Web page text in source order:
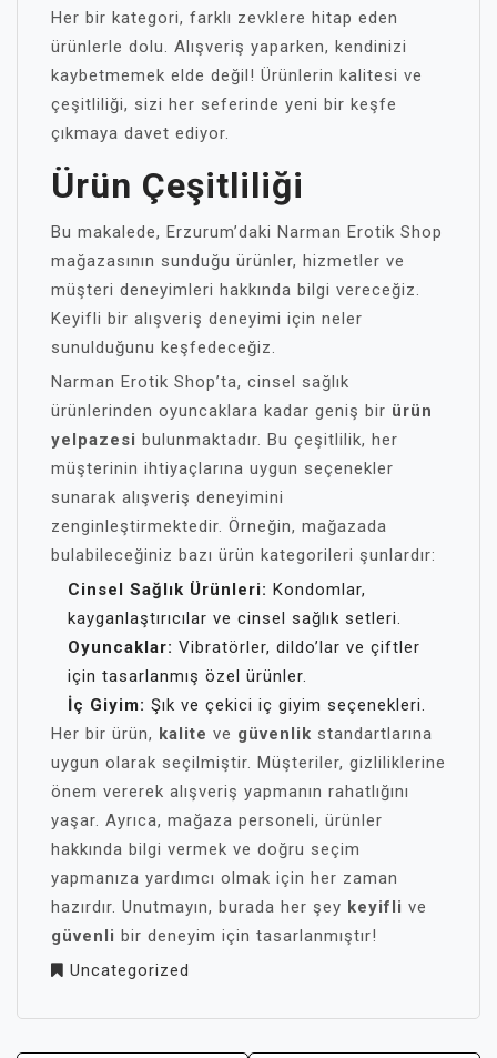
Her bir kategori, farklı zevklere hitap eden
ürünlerle dolu. Alışveriş yaparken, kendinizi
kaybetmemek elde değil! Ürünlerin kalitesi ve
çeşitliliği, sizi her seferinde yeni bir keşfe
çıkmaya davet ediyor.
Ürün Çeşitliliği
Bu makalede, Erzurum’daki Narman Erotik Shop
mağazasının sunduğu ürünler, hizmetler ve
müşteri deneyimleri hakkında bilgi vereceğiz.
Keyifli bir alışveriş deneyimi için neler
sunulduğunu keşfedeceğiz.
Narman Erotik Shop’ta, cinsel sağlık
ürünlerinden oyuncaklara kadar geniş bir ürün
yelpazesi bulunmaktadır. Bu çeşitlilik, her
müşterinin ihtiyaçlarına uygun seçenekler
sunarak alışveriş deneyimini
zenginleştirmektedir. Örneğin, mağazada
bulabileceğiniz bazı ürün kategorileri şunlardır:
Cinsel Sağlık Ürünleri: Kondomlar,
kayganlaştırıcılar ve cinsel sağlık setleri.
Oyuncaklar: Vibratörler, dildo’lar ve çiftler
için tasarlanmış özel ürünler.
İç Giyim: Şık ve çekici iç giyim seçenekleri.
Her bir ürün, kalite ve güvenlik standartlarına
uygun olarak seçilmiştir. Müşteriler, gizliliklerine
önem vererek alışveriş yapmanın rahatlığını
yaşar. Ayrıca, mağaza personeli, ürünler
hakkında bilgi vermek ve doğru seçim
yapmanıza yardımcı olmak için her zaman
hazırdır. Unutmayın, burada her şey keyifli ve
güvenli bir deneyim için tasarlanmıştır!
Uncategorized